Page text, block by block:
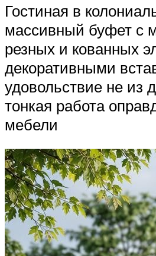
Гостиная в
массивный буфет с
резных и кованных
декоративными
удовольствие не из
тонкая работа
мебели